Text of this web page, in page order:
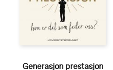
Generasjon prestasjon